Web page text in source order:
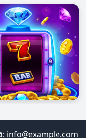
: info@example.com